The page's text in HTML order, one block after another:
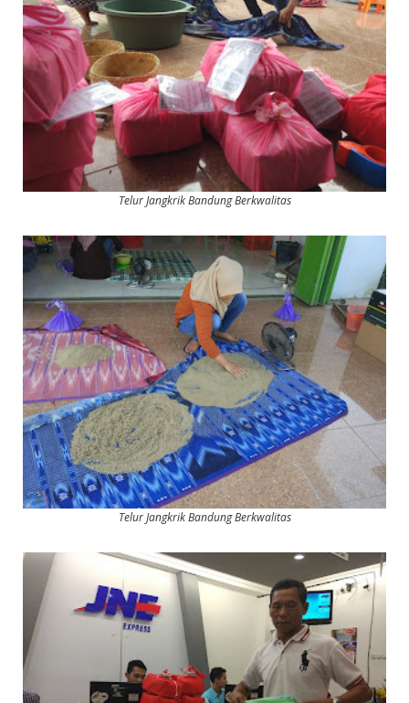
Telur Jangkrik Bandung Berkwalitas
Telur Jangkrik Bandung Berkwalitas